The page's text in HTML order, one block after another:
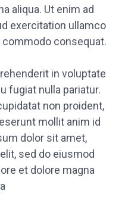
aliqua. Ut enim ad
exercitation ullamco
commodo consequat.
in voluptate
fugiat nulla pariatur.
non proident,
mollit anim id
dolor sit amet,
sed do eiusmod
et dolore magna